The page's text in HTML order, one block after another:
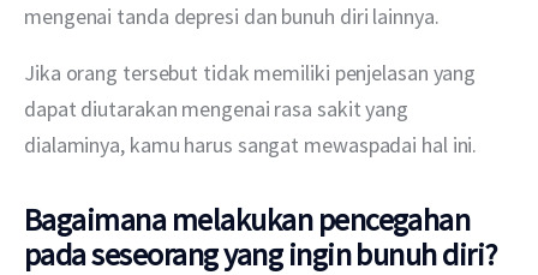
mengenai tanda depresi dan bunuh diri lainnya.
Jika orang tersebut tidak memiliki penjelasan yang
dapat diutarakan mengenai rasa sakit yang
dialaminya, kamu harus sangat mewaspadai hal ini.
Bagaimana melakukan pencegahan
pada seseorang yang ingin bunuh diri?